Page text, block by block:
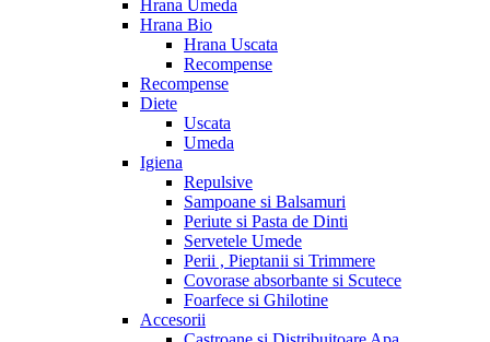
Hrana Umeda
Hrana Bio
Hrana Uscata
Recompense
Recompense
Diete
Uscata
Umeda
Igiena
Repulsive
Sampoane si Balsamuri
Periute si Pasta de Dinti
Servetele Umede
Perii , Pieptanii si Trimmere
Covorase absorbante si Scutece
Foarfece si Ghilotine
Accesorii